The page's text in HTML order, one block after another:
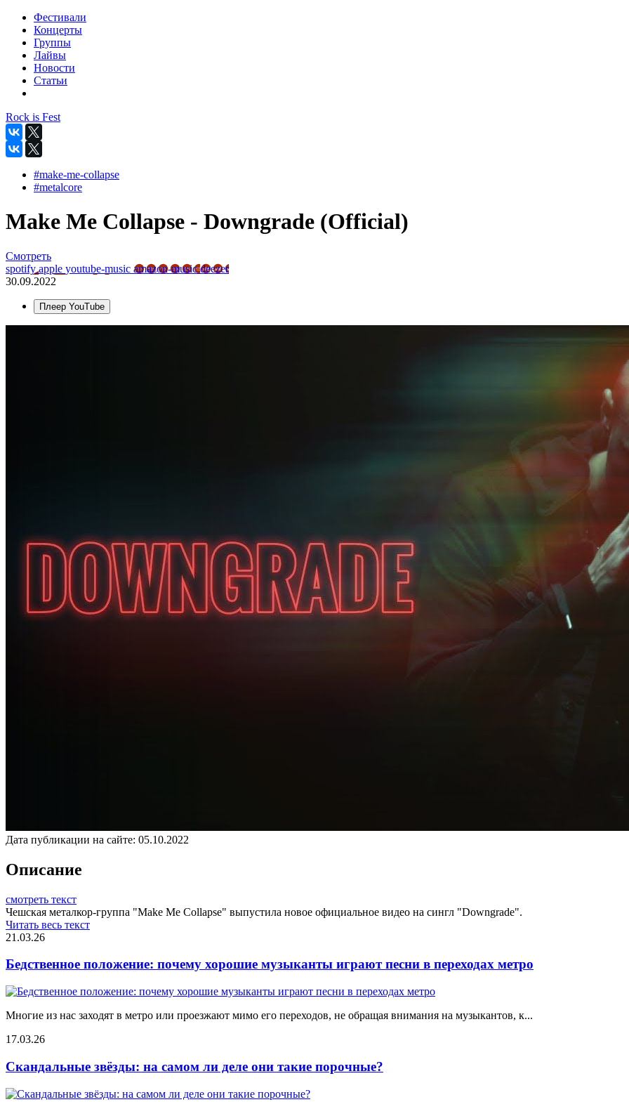
Фестивали
Концерты
Группы
Лайвы
Новости
Статьи
Rock is Fest
#make-me-collapse
#metalcore
Make Me Collapse - Downgrade (Official)
Смотреть
spotifyapple youtube-music amazon-musicdeezer
30.09.2022
Плеер YouTube
Дата публикации на сайте: 05.10.2022
Описание
смотреть текст
Чешская металкор-группа "Make Me Collapse" выпустила новое официальное видео на сингл "Downgrade".
Читать весь текст
21.03.26
Бедственное положение: почему хорошие музыканты играют песни в переходах метро
Многие из нас заходят в метро или проезжают мимо его переходов, не обращая внимания на музыкантов, к...
17.03.26
Скандальные звёзды: на самом ли деле они такие порочные?